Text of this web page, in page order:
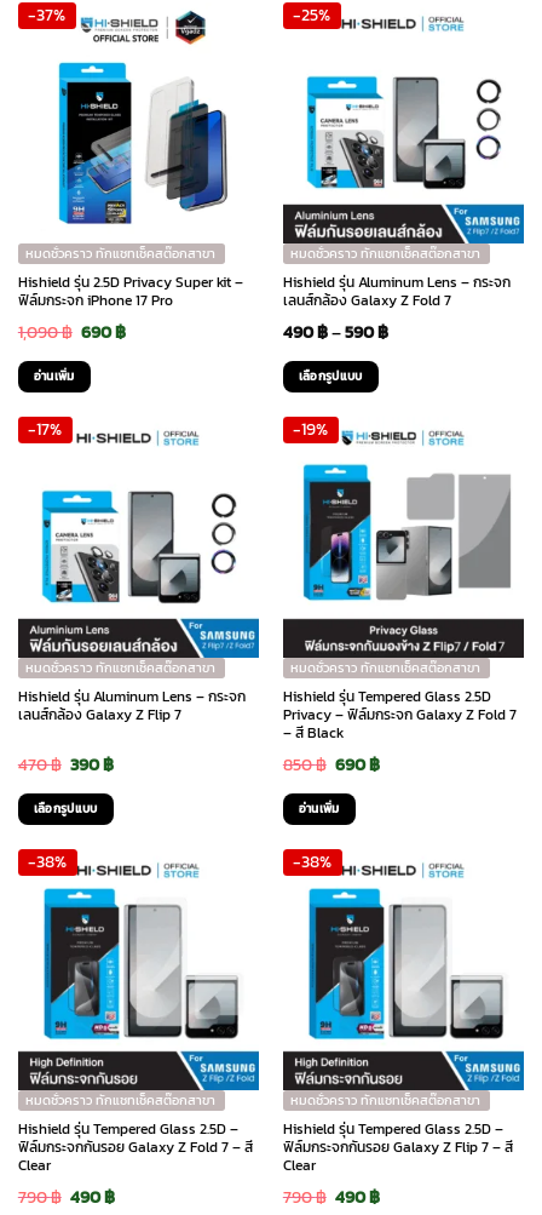
790 ฿.250 ฿.
1,090 ฿.690 ฿.
-37%
หมดชั่วคราว ทักแชทเช็คสต๊อกสาขา
Hishield รุ่น 2.5D Privacy Super kit –
ฟิล์มกระจก iPhone 17 Pro
1,090฿ Original
price
was:
1,090 ฿.
690฿Current
690 ฿.
อ่านเพิ่ม
-25%
หมดชั่วคราว ทักแชทเช็คสต๊อกสาขา
Hishield รุ่น Aluminum Lens – กระจก
เลนส์กล้อง Galaxy Z Fold 7
490฿–590฿Price
through
เลือกรูปแบบ
product
has
multiple
variants.
options
may
be
chosen
on
the
product
page
-17%
หมดชั่วคราว ทักแชทเช็คสต๊อกสาขา
Hishield รุ่น Aluminum Lens – กระจก
เลนส์กล้อง Galaxy Z Flip 7
470฿ Original
price
was:
470 ฿.
390฿Current
price
390 ฿.
เลือกรูปแบบ
product
has
multiple
variants.
options
may
be
chosen
on
the
product
page
-19%
หมดชั่วคราว ทักแชทเช็คสต๊อกสาขา
Hishield รุ่น Tempered Glass 2.5D
Privacy – ฟิล์มกระจก Galaxy Z Fold 7
– สี Black
850฿ Original
price
was:
850 ฿.
690฿Current
690 ฿.
อ่านเพิ่ม
-38%
หมดชั่วคราว ทักแชทเช็คสต๊อกสาขา
Hishield รุ่น Tempered Glass 2.5D –
ฟิล์มกระจกกันรอย Galaxy Z Fold 7 – สี
Clear
790฿ Original
490฿Current
-38%
หมดชั่วคราว ทักแชทเช็คสต๊อกสาขา
Hishield รุ่น Tempered Glass 2.5D –
ฟิล์มกระจกกันรอย Galaxy Z Flip 7 – สี
Clear
790฿ Original
490฿Current